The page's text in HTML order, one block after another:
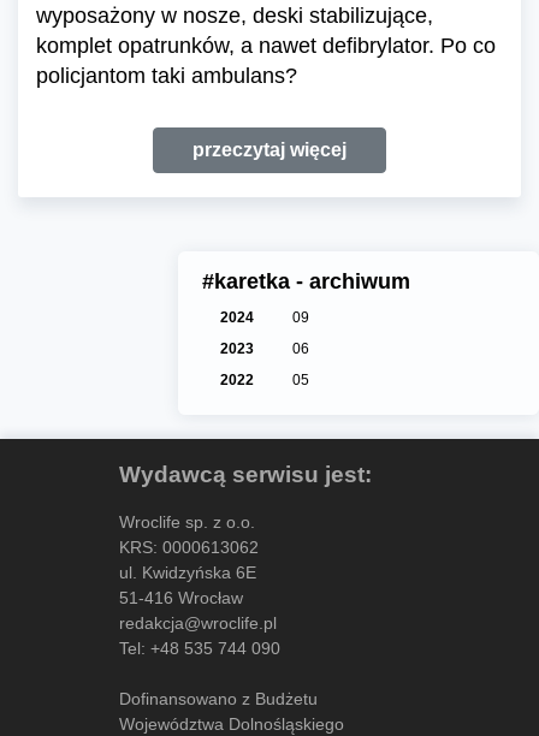
wyposażony w nosze, deski stabilizujące,
komplet opatrunków, a nawet defibrylator. Po co
policjantom taki ambulans?
przeczytaj więcej
#karetka - archiwum
2024
09
2023
06
2022
05
Wydawcą serwisu jest:
Wroclife sp. z o.o.
KRS: 0000613062
ul. Kwidzyńska 6E
51-416 Wrocław
redakcja@wroclife.pl
Tel: +48 535 744 090
Dofinansowano z Budżetu
Województwa Dolnośląskiego